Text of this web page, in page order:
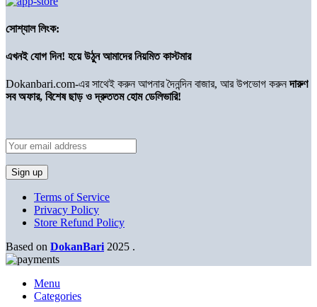
সোশ্যাল লিংক:
এখনই যোগ দিন! হয়ে উঠুন আমাদের নিয়মিত কাস্টমার
Dokanbari.com-এর সাথেই করুন আপনার দৈনন্দিন বাজার, আর উপভোগ করুনদারুণ
সব অফার, বিশেষ ছাড় ও দ্রুততম হোম ডেলিভারি!
Terms of Service
Privacy Policy
Store Refund Policy
Based on DokanBari 2025 .
Menu
Categories